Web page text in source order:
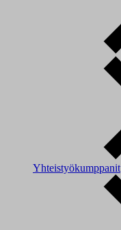
Yhteistyökumppanit